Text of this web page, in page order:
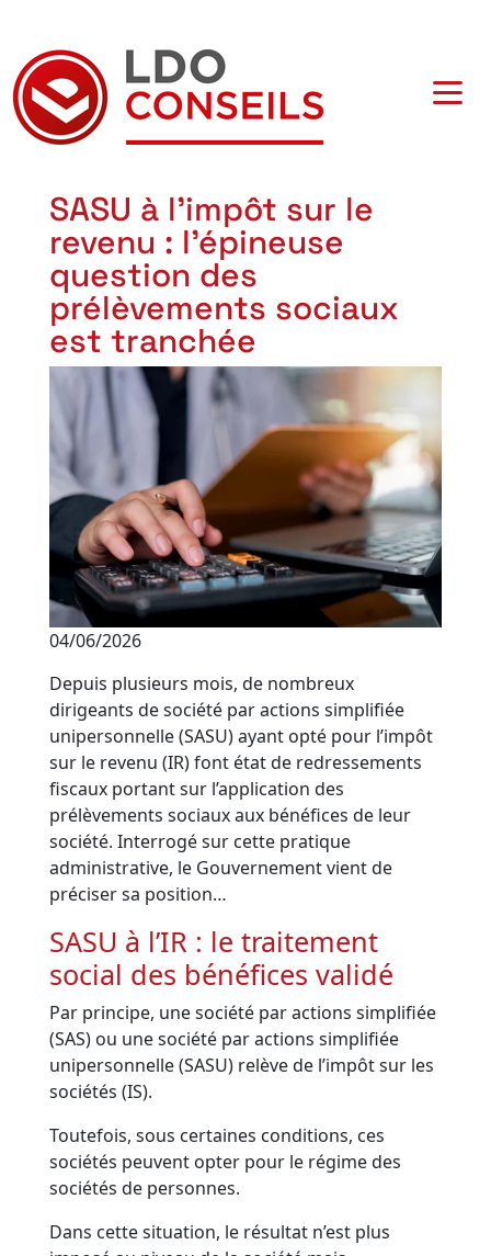
Navigation principale
SASU à l’impôt sur le
revenu : l’épineuse
question des
prélèvements sociaux
est tranchée
04/06/2026
Depuis plusieurs mois, de nombreux
dirigeants de société par actions simplifiée
unipersonnelle (SASU) ayant opté pour l’impôt
sur le revenu (IR) font état de redressements
fiscaux portant sur l’application des
prélèvements sociaux aux bénéfices de leur
société. Interrogé sur cette pratique
administrative, le Gouvernement vient de
préciser sa position…
SASU à l’IR : le traitement
social des bénéfices validé
Par principe, une société par actions simplifiée
(SAS) ou une société par actions simplifiée
unipersonnelle (SASU) relève de l’impôt sur les
sociétés (IS).
Toutefois, sous certaines conditions, ces
sociétés peuvent opter pour le régime des
sociétés de personnes.
Dans cette situation, le résultat n’est plus